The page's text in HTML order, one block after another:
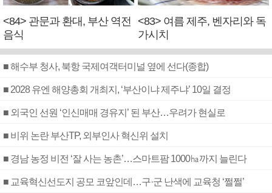
<84> 관문과 환대, 부산 역전
음식
<83> 여름 제주, 벤자리와 독
가시치
■ 해수부 청사, 북항 국제여객터미널 옆에 선다(종합)
■ 2028 유엔 해양총회 개최지, ‘부산이냐 제주냐’ 10일 결정
■ 외국인 선원 ‘인신매매 경유지’ 된 부산…우려가 현실로
■ 비위 논란 부산TP, 외부인사 혁신위 설치
■ 경남 농정 비전 ‘잘 사는 농촌’…스마트팜 1000㏊까지 늘린다
■ 교육혁신선도지 공모 코앞인데…구·군 난색에 교육청 ‘쩔쩔’